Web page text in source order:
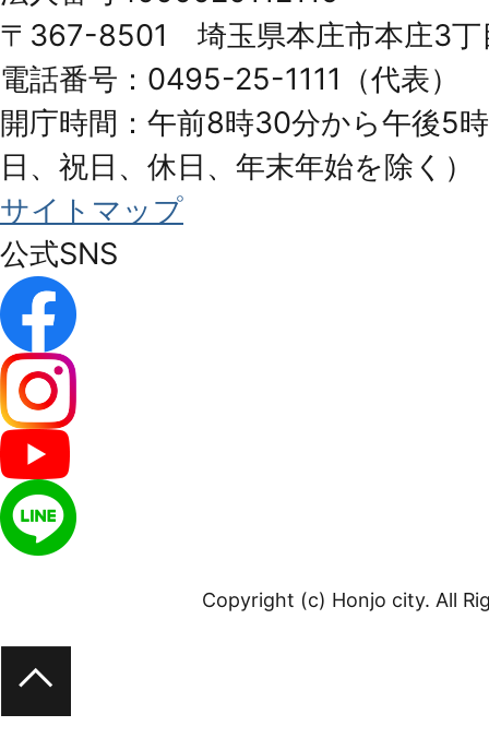
Honjo
City
〒367-8501 埼玉県本庄市本庄3丁
電話番号：0495-25-1111（代表）
開庁時間：午前8時30分から午後5
日、祝日、休日、年末年始を除く）
サイトマップ
公式SNS
Copyright (c) Honjo city. All